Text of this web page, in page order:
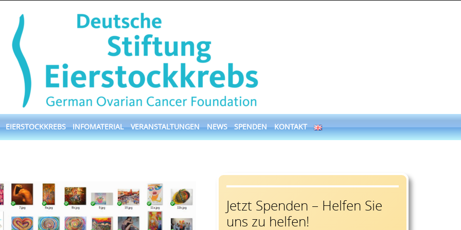
EIERSTOCKKREBS INFOMATERIAL VERANSTALTUNGEN NEWS SPENDEN KONTAKT
Jetzt Spenden – Helfen Sie
uns zu helfen!